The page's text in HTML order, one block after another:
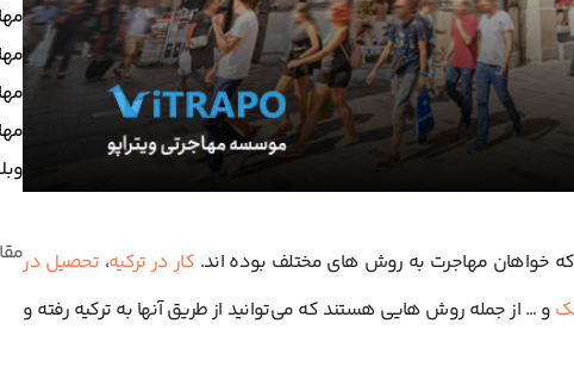
خواهان مهاجرت به روش های مختلف بوده اند. کار در ترکیه، تحصیل در
و … از جمله روش هایی هستند که می‌توانید از طریق آنها به ترکیه رفته و